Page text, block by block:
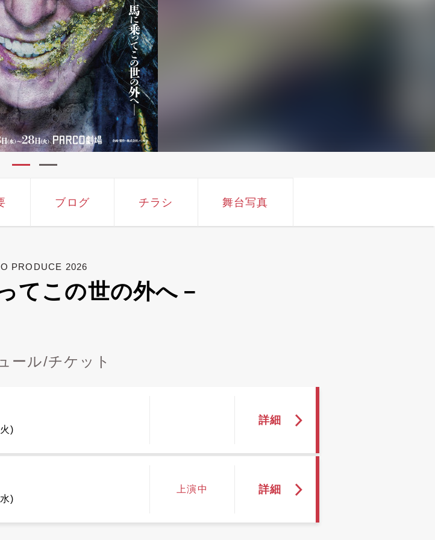
ブログ チラシ 舞台写真
PRODUCE 2026
てこの世の外へ－
ール/チケット
(火)
(水)
上演中